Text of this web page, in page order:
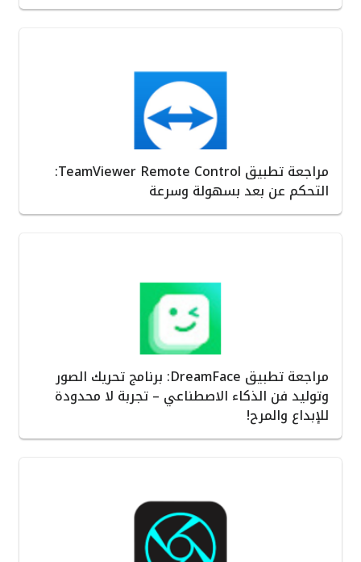
مراجعة تطبيق TeamViewer Remote Control:
التحكم عن بعد بسهولة وسرعة
مراجعة تطبيق DreamFace: برنامج تحريك الصور
وتوليد فن الذكاء الاصطناعي – تجربة لا محدودة
للإبداع والمرح!